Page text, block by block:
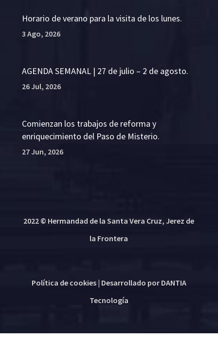
Horario de verano para la visita de los lunes.
3 Ago, 2026
AGENDA SEMANAL | 27 de julio – 2 de agosto.
26 Jul, 2026
Comienzan los trabajos de reforma y
enriquecimiento del Paso de Misterio.
27 Jun, 2026
2022 © Hermandad de la Santa Vera Cruz, Jerez de
la Frontera
Política de cookies| Desarrollado por DANTIA
Tecnología